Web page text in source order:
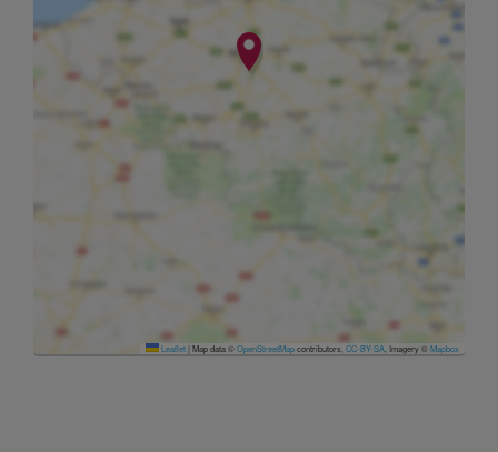
Leaflet| Map data ©OpenStreetMapcontributors, CC-BY-SA , Imagery ©Mapbox